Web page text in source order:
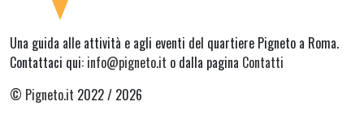
Una guida alle attività e agli eventi del quartiere Pigneto a Roma.
Contattaci qui: info@pigneto.it o dalla pagina Contatti
© Pigneto.it 2022 / 2026